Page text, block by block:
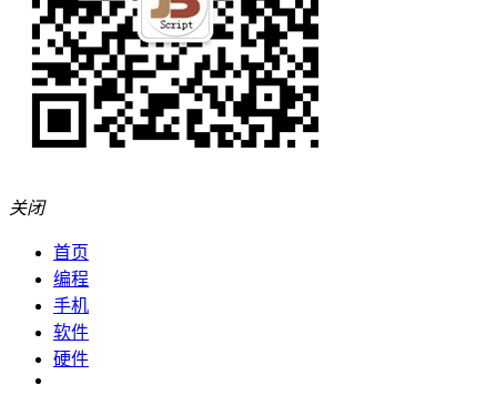
关闭
首页
编程
手机
软件
硬件